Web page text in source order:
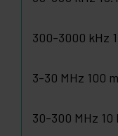
300-3000 kHz
3-30 MHz 100
30-300 MHz